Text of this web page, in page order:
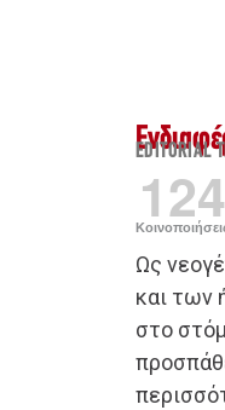
EDITORIAL
124
Ως
και των
στο